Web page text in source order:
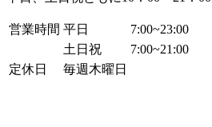
営業時間 平日
7:00~23:00
土日祝
7:00~21:00
定休日
毎週木曜日